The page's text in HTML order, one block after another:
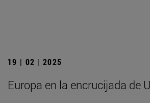
19 | 02 | 2025
Europa en la encrucijada de